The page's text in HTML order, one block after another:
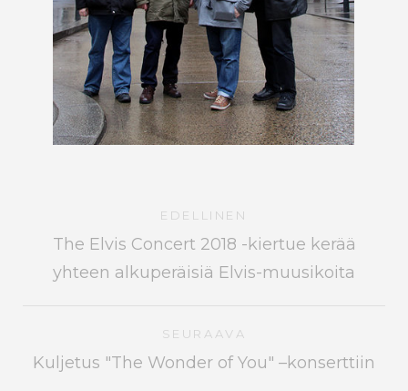
EDELLINEN
The Elvis Concert 2018 -kiertue kerää
yhteen alkuperäisiä Elvis-muusikoita
SEURAAVA
Kuljetus "The Wonder of You" –konserttiin